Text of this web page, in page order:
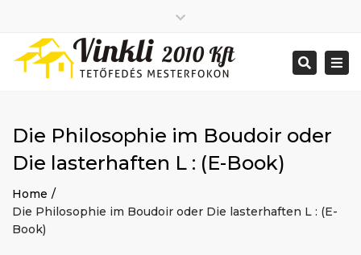
2026 január
2025 december
2025 augusztus
2025 július
2025 június
2014 december
Big buildings
Home
Renovations
top
bar
Search
Die Philosophie im Boudoir oder
Die lasterhaften L : (E-Book)
Home
Die Philosophie im Boudoir oder Die lasterhaften L : (E-
Book)